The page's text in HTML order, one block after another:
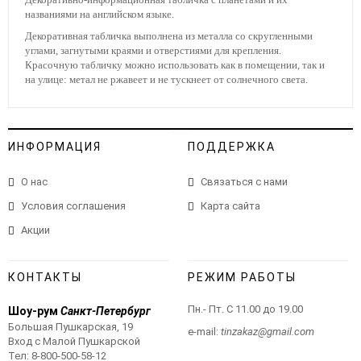
названиями на английском языке.
Декоративная табличка выполнена из металла со скругленными
углами, загнутыми краями и отверстиями для крепления.
Красочную табличку можно использовать как в помещении, так и
на улице: метал не ржавеет и не тускнеет от солнечного света.
ИНФОРМАЦИЯ
О нас
Условия соглашения
Акции
ПОДДЕРЖКА
Связаться с нами
Карта сайта
КОНТАКТЫ
Шоу-рум Санкт-Петербург
Большая Пушкарская, 19
Вход с Малой Пушкарской
Тел: 8-800-500-58-12
РЕЖИМ РАБОТЫ
Пн.- Пт. С 11.00 до 19.00
e-mail: tinzakaz@gmail.com